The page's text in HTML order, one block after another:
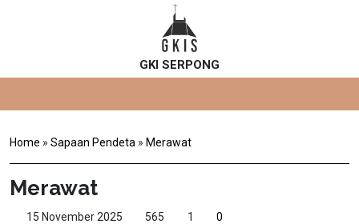
GKI SERPONG
Home » Sapaan Pendeta » Merawat
Merawat
15 November 2025 565 1 0